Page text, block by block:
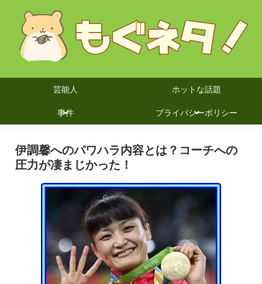
芸能人 ホットな話題
事件 プライバシーポリシー
伊調馨へのパワハラ内容とは？コーチへの
圧力が凄まじかった！